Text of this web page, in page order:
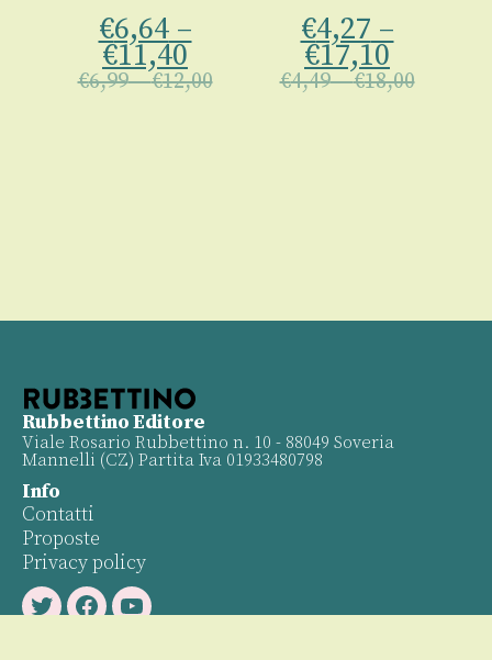
€6,64–
€11,40
€6,99–€12,00
€4,27 –
€17,10
€4,49–€18,00
Rubbettino Editore
Viale Rosario Rubbettino n. 10 - 88049 Soveria
Mannelli (CZ) Partita Iva 01933480798
Info
Contatti
Proposte
Privacy policy
TwitterFacebookYoutube